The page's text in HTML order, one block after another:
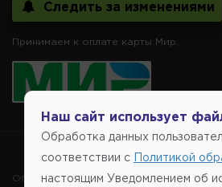
Следить за изменениями
Принимаем к оплате карты Мир.
Обращаем внимание, указание
Наш сайт использует
Обработка данных
соответствии с Политикой
настоящим Уведомлением об